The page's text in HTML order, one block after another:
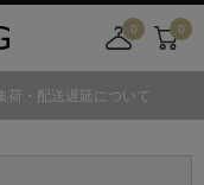
0
舗
0
荷・配送遅延について